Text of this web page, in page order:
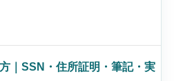
｜SSN・住所証明・筆記・実